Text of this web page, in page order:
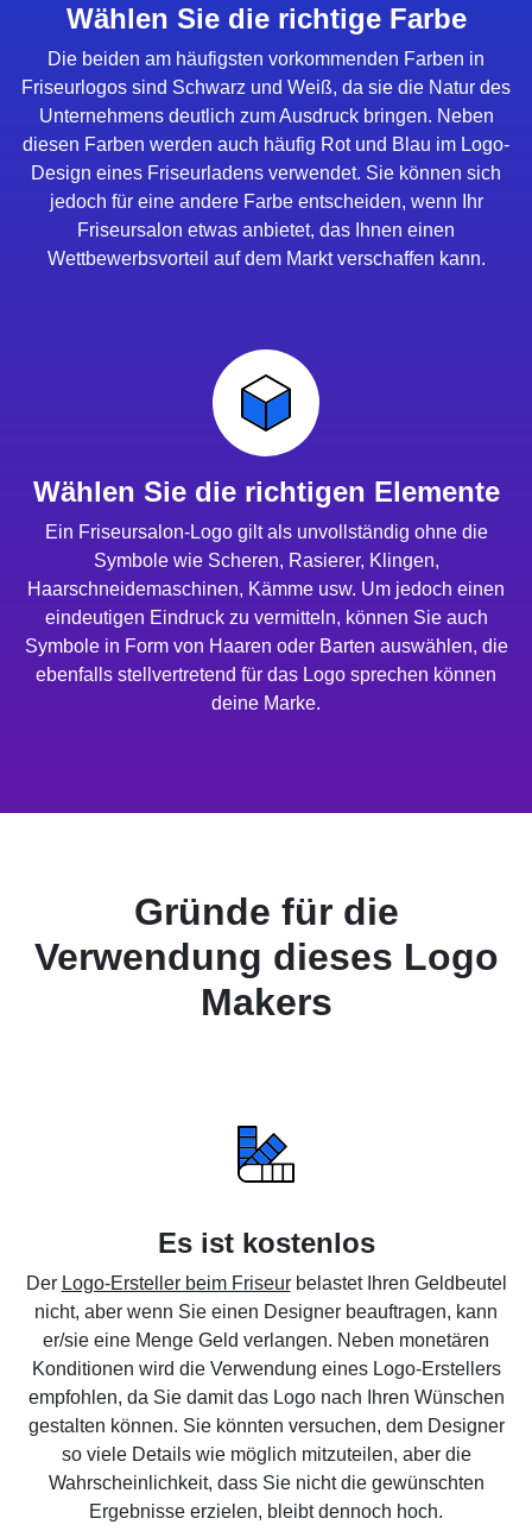
Wählen Sie die richtige Farbe
Die beiden am häufigsten vorkommenden Farben in
Friseurlogos sind Schwarz und Weiß, da sie die Natur des
Unternehmens deutlich zum Ausdruck bringen. Neben
diesen Farben werden auch häufig Rot und Blau im Logo-
Design eines Friseurladens verwendet. Sie können sich
jedoch für eine andere Farbe entscheiden, wenn Ihr
Friseursalon etwas anbietet, das Ihnen einen
Wettbewerbsvorteil auf dem Markt verschaffen kann.
Wählen Sie die richtigen Elemente
Ein Friseursalon-Logo gilt als unvollständig ohne die
Symbole wie Scheren, Rasierer, Klingen,
Haarschneidemaschinen, Kämme usw. Um jedoch einen
eindeutigen Eindruck zu vermitteln, können Sie auch
Symbole in Form von Haaren oder Barten auswählen, die
ebenfalls stellvertretend für das Logo sprechen können
deine Marke.
Gründe für die
Verwendung dieses Logo
Makers
Es ist kostenlos
Der Logo-Ersteller beim Friseurbelastet Ihren Geldbeutel
nicht, aber wenn Sie einen Designer beauftragen, kann
er/sie eine Menge Geld verlangen. Neben monetären
Konditionen wird die Verwendung eines Logo-Erstellers
empfohlen, da Sie damit das Logo nach Ihren Wünschen
gestalten können. Sie könnten versuchen, dem Designer
so viele Details wie möglich mitzuteilen, aber die
Wahrscheinlichkeit, dass Sie nicht die gewünschten
Ergebnisse erzielen, bleibt dennoch hoch.